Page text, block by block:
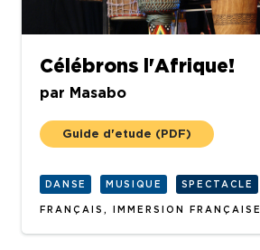
Célébrons l'Afrique!
par Masabo
Guide d'etude (PDF)
DANSE MUSIQUE SPECTACLE
FRANÇAIS, IMMERSION FRANÇAISE